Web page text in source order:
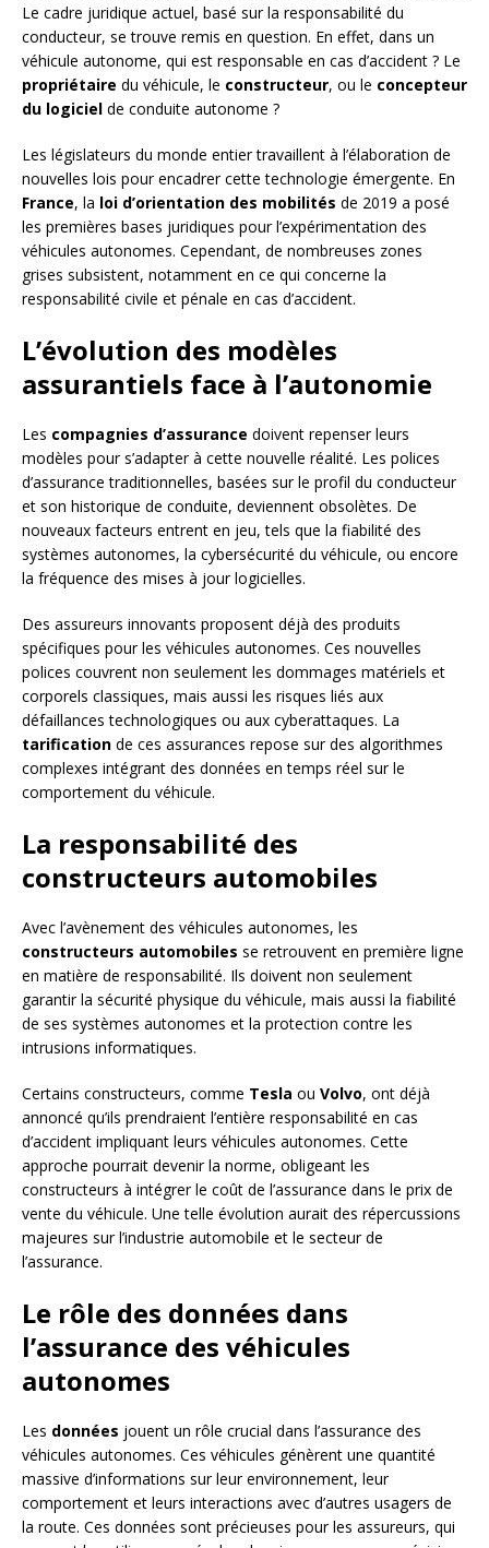
Le cadre juridique actuel, basé sur la responsabilité du
conducteur, se trouve remis en question. En effet, dans un
véhicule autonome, qui est responsable en cas d’accident ? Le
propriétaire du véhicule, le constructeur, ou le concepteur
du logiciel de conduite autonome ?
Les législateurs du monde entier travaillent à l’élaboration de
nouvelles lois pour encadrer cette technologie émergente. En
France, la loi d’orientation des mobilités de 2019 a posé
les premières bases juridiques pour l’expérimentation des
véhicules autonomes. Cependant, de nombreuses zones
grises subsistent, notamment en ce qui concerne la
responsabilité civile et pénale en cas d’accident.
L’évolution des modèles
assurantiels face à l’autonomie
Les compagnies d’assurance doivent repenser leurs
modèles pour s’adapter à cette nouvelle réalité. Les polices
d’assurance traditionnelles, basées sur le profil du conducteur
et son historique de conduite, deviennent obsolètes. De
nouveaux facteurs entrent en jeu, tels que la fiabilité des
systèmes autonomes, la cybersécurité du véhicule, ou encore
la fréquence des mises à jour logicielles.
Des assureurs innovants proposent déjà des produits
spécifiques pour les véhicules autonomes. Ces nouvelles
polices couvrent non seulement les dommages matériels et
corporels classiques, mais aussi les risques liés aux
défaillances technologiques ou aux cyberattaques. La
tarification de ces assurances repose sur des algorithmes
complexes intégrant des données en temps réel sur le
comportement du véhicule.
La responsabilité des
constructeurs automobiles
Avec l’avènement des véhicules autonomes, les
constructeurs automobiles se retrouvent en première ligne
en matière de responsabilité. Ils doivent non seulement
garantir la sécurité physique du véhicule, mais aussi la fiabilité
de ses systèmes autonomes et la protection contre les
intrusions informatiques.
Certains constructeurs, comme Tesla ou Volvo, ont déjà
annoncé qu’ils prendraient l’entière responsabilité en cas
d’accident impliquant leurs véhicules autonomes. Cette
approche pourrait devenir la norme, obligeant les
constructeurs à intégrer le coût de l’assurance dans le prix de
vente du véhicule. Une telle évolution aurait des répercussions
majeures sur l’industrie automobile et le secteur de
l’assurance.
Le rôle des données dans
l’assurance des véhicules
autonomes
Les données jouent un rôle crucial dans l’assurance des
véhicules autonomes. Ces véhicules génèrent une quantité
massive d’informations sur leur environnement, leur
comportement et leurs interactions avec d’autres usagers de
la route. Ces données sont précieuses pour les assureurs, qui